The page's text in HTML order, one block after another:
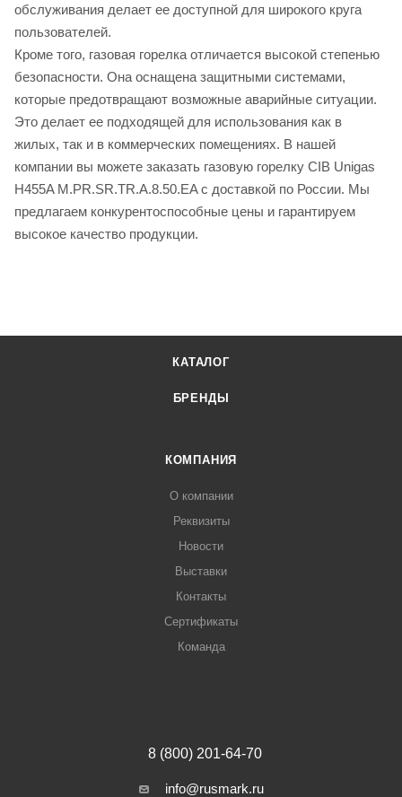
обслуживания делает ее доступной для широкого круга
пользователей.
Кроме того, газовая горелка отличается высокой степенью
безопасности. Она оснащена защитными системами,
которые предотвращают возможные аварийные ситуации.
Это делает ее подходящей для использования как в
жилых, так и в коммерческих помещениях. В нашей
компании вы можете заказать газовую горелку CIB Unigas
H455A M.PR.SR.TR.A.8.50.EA с доставкой по России. Мы
предлагаем конкурентоспособные цены и гарантируем
высокое качество продукции.
КАТАЛОГ
БРЕНДЫ
КОМПАНИЯ
О компании
Реквизиты
Новости
Выставки
Контакты
Сертификаты
Команда
8 (800) 201-64-70
info@rusmark.ru